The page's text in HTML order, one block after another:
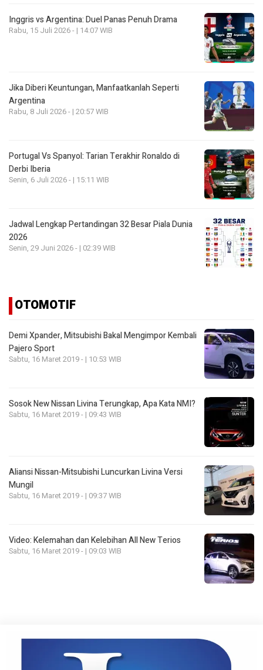
Inggris vs Argentina: Duel Panas Penuh Drama
Rabu, 15 Juli 2026 - | 14:07 WIB
Jika Diberi Keuntungan, Manfaatkanlah Seperti
Argentina
Rabu, 8 Juli 2026 - | 20:57 WIB
Portugal Vs Spanyol: Tarian Terakhir Ronaldo di
Derbi Iberia
Senin, 6 Juli 2026 - | 15:11 WIB
Jadwal Lengkap Pertandingan 32 Besar Piala Dunia
2026
Senin, 29 Juni 2026 - | 02:39 WIB
OTOMOTIF
Demi Xpander, Mitsubishi Bakal Mengimpor Kembali
Pajero Sport
Sabtu, 16 Maret 2019 - | 10:53 WIB
Sosok New Nissan Livina Terungkap, Apa Kata NMI?
Sabtu, 16 Maret 2019 - | 09:43 WIB
Aliansi Nissan-Mitsubishi Luncurkan Livina Versi
Mungil
Sabtu, 16 Maret 2019 - | 09:37 WIB
Video: Kelemahan dan Kelebihan All New Terios
Sabtu, 16 Maret 2019 - | 09:03 WIB